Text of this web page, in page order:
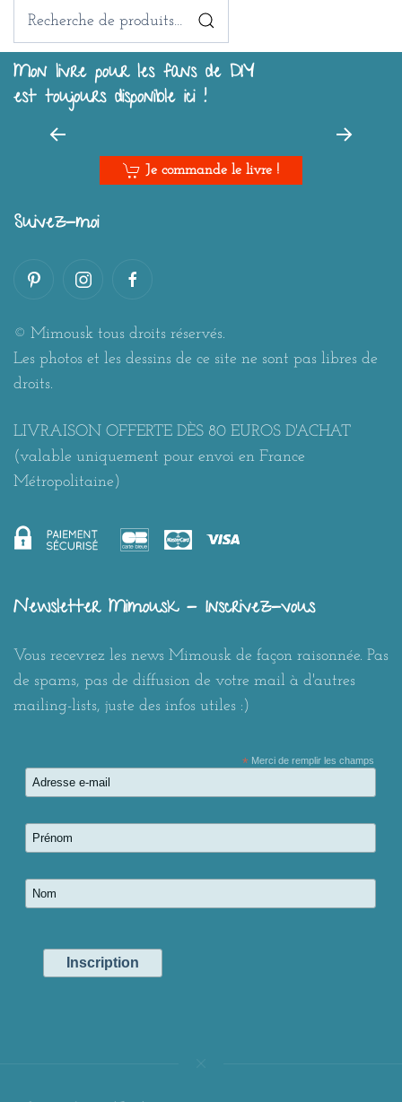
Recherche
Mon livre pour les fans de DIY
est toujours disponible ici !
Je commande le livre !
Suivez-moi
© Mimousk tous droits réservés.
Les photos et les dessins de ce site ne sont pas libres de
droits.
LIVRAISON OFFERTE DÈS 80 EUROS D'ACHAT
(valable uniquement pour envoi en France
Métropolitaine)
Newsletter Mimousk - Inscrivez-vous
Vous recevrez les news Mimousk de façon raisonnée. Pas
de spams, pas de diffusion de votre mail à d'autres
mailing-lists, juste des infos utiles :)
*Merci de remplir les champs